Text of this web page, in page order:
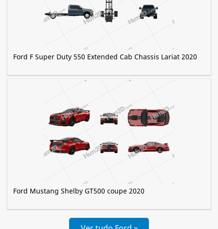
Ford F Super Duty 550 Extended Cab Chassis Lariat 2020
Ford Mustang Shelby GT500 coupe 2020